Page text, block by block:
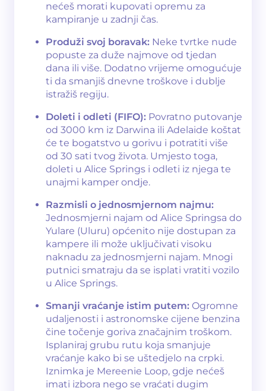
nećeš morati kupovati opremu za
kampiranje u zadnji čas.
Produži svoj boravak: Neke tvrtke nude
popuste za duže najmove od tjedan
dana ili više. Dodatno vrijeme omogućuje
ti da smanjiš dnevne troškove i dublje
istražiš regiju.
Doleti i odleti (FIFO): Povratno putovanje
od 3000 km iz Darwina ili Adelaide koštat
će te bogatstvo u gorivu i potratiti više
od 30 sati tvog života. Umjesto toga,
doleti u Alice Springs i odleti iz njega te
unajmi kamper ondje.
Razmisli o jednosmjernom najmu:
Jednosmjerni najam od Alice Springsa do
Yulare (Uluru) općenito nije dostupan za
kampere ili može uključivati visoku
naknadu za jednosmjerni najam. Mnogi
putnici smatraju da se isplati vratiti vozilo
u Alice Springs.
Smanji vraćanje istim putem: Ogromne
udaljenosti i astronomske cijene benzina
čine točenje goriva značajnim troškom.
Isplaniraj grubu rutu koja smanjuje
vraćanje kako bi se uštedjelo na crpki.
Iznimka je Mereenie Loop, gdje nećeš
imati izbora nego se vraćati dugim